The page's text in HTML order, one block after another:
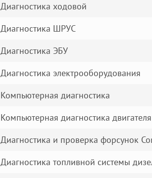
Диагностика ходовой
Диагностика ШРУС
Диагностика ЭБУ
Диагностика электрооборудования
Компьютерная диагностика
Компьютерная диагностика двигателя
Диагностика и проверка форсунок
Диагностика топливной системы